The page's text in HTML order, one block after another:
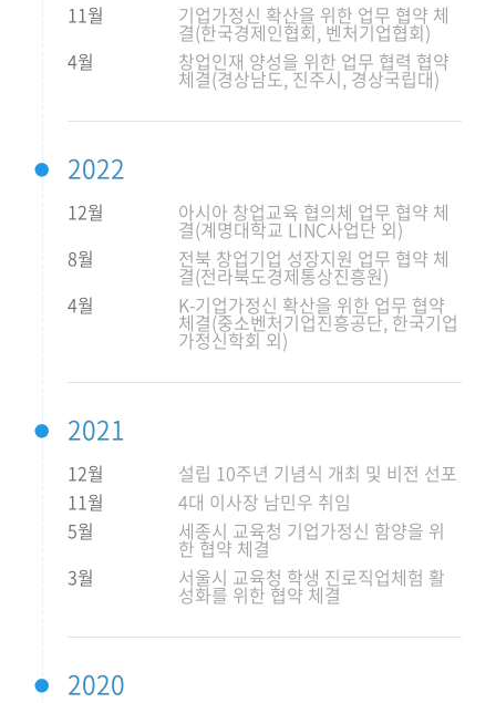
11월 기업가정신 확산을 위한 업무 협약 체
결(한국경제인협회, 벤처기업협회)
4월
창업인재 양성을 위한 업무 협력 협약
체결(경상남도, 진주시, 경상국립대)
2022
12월 아시아 창업교육 협의체 업무 협약 체
결(계명대학교 LINC사업단 외)
8월
전북 창업기업 성장지원 업무 협약 체
결(전라북도경제통상진흥원)
4월
K-기업가정신 확산을 위한 업무 협약
체결(중소벤처기업진흥공단, 한국기업
가정신학회 외)
2021
12월
설립 10주년 기념식 개최 및 비전 선포
11월
4대 이사장 남민우 취임
5월
세종시 교육청 기업가정신 함양을 위
한 협약 체결
3월
서울시 교육청 학생 진로직업체험 활
성화를 위한 협약 체결
2020